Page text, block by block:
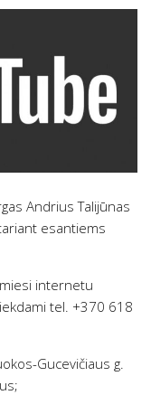
Andrius Talijūnas
esantiems
internetu
tel. +370 618
Gucevičiaus g.